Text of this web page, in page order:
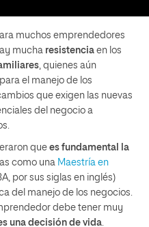
muchos emprendedores
mucha resistencia en los
, quienes aún
el manejo de los
que exigen las nuevas
del negocio a
que es fundamental la
como una Maestría en
por sus siglas en inglés)
del manejo de los negocios.
debe tener muy
una decisión de vida